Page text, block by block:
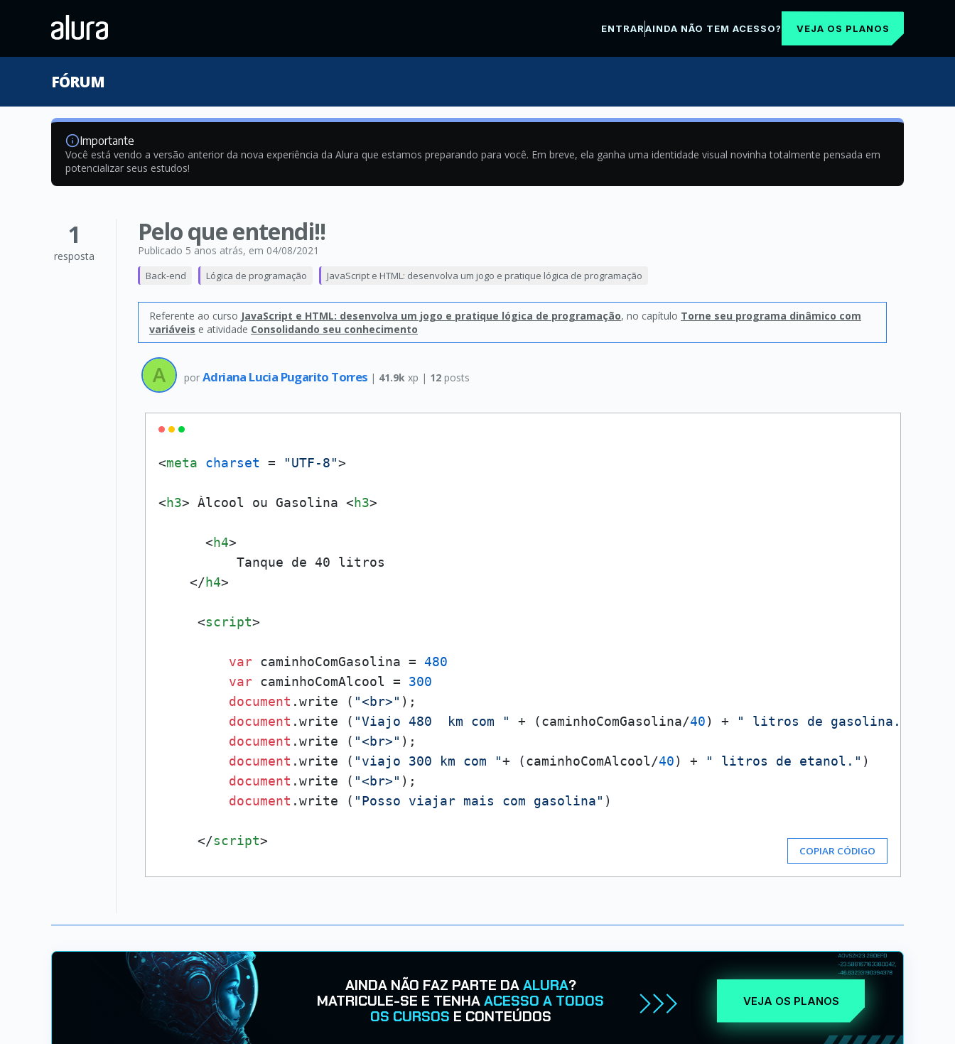
ENTRARAINDA NÃO TEM ACESSO? VEJA OS PLANOS
FÓRUM
Importante
Você está vendo a versão anterior da nova experiência da Alura que estamos preparando para você. Em breve, ela ganha uma identidade visual novinha totalmente pensada em
potencializar seus estudos!
1
resposta
Pelo que entendi!!
Publicado 5 anos atrás, em 04/08/2021
Back-end Lógica de programação JavaScript e HTML: desenvolva um jogo e pratique lógica de programação
Referente ao curso JavaScript e HTML: desenvolva um jogo e pratique lógica de programação, no capítulo Torne seu programa dinâmico com
variáveis e atividade Consolidando seu conhecimento
por Adriana Lucia Pugarito Torres | 41.9k xp | 12 posts
<meta charset = "UTF-8">
<h3> Àlcool ou Gasolina <h3>
<h4>
          Tanque de 40 litros
</h4>
<script>
var caminhoComGasolina = 480
var caminhoComAlcool = 300
document .write ( "<br>" );
document .write ( "Viajo 480  km com " + (caminhoComGasolina/40) + " litros de gasolina."
document .write ( "<br>" );
document .write ( "viajo 300 km com "+ (caminhoComAlcool/40) + " litros de etanol." )
document .write ( "<br>" );
document .write ( "Posso viajar mais com gasolina" )
</script>
COPIAR CÓDIGO
AINDA NÃO FAZ PARTE DAALURA?
MATRICULE-SE E TENHAACESSO A TODOS
OS CURSOS E CONTEÚDOS
VEJA OS PLANOS